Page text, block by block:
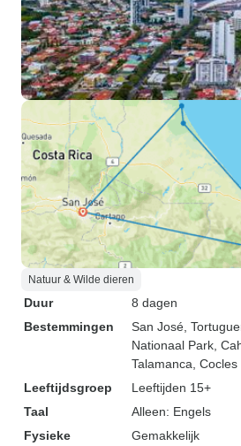
Natuur & Wilde dieren
Duur
8 dagen
Bestemmingen
San José ,
Nationaal Park ,
Talamanca , Cocles
Leeftijdsgroep
Leeftijden 15+
Taal
Alleen: Engels
Fysieke
Gemakkelijk